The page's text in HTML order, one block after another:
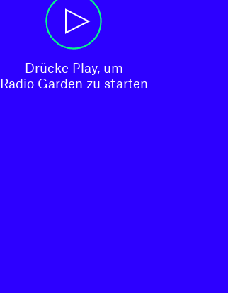
Drücke Play, um
Radio Garden zu starten